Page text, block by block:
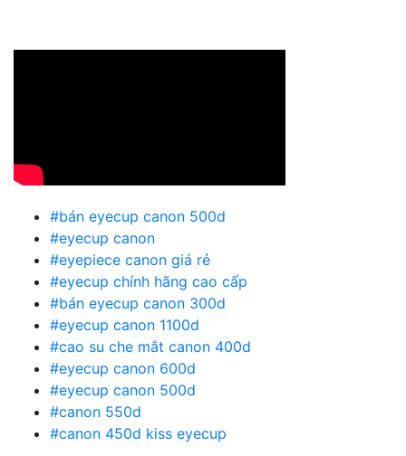
#bán eyecup canon 500d
#eyecup canon
#eyepiece canon giá rẻ
#eyecup chính hãng cao cấp
#bán eyecup canon 300d
#eyecup canon 1100d
#cao su che mắt canon 400d
#eyecup canon 600d
#eyecup canon 500d
#canon 550d
#canon 450d kiss eyecup